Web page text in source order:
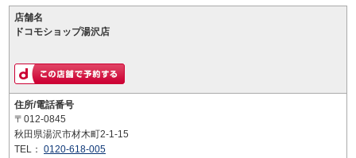
店舗名
ドコモショップ湯沢店
住所/電話番号
〒012-0845
秋田県湯沢市材木町2-1-15
TEL： 0120-618-005